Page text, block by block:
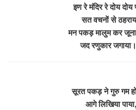
इण रे मंदिर रे दोय दोय
सत वचनों से
मन पकड़ मालुम कर जूना
जद रणुकार
सूरत पकड़ ने गुरु गम
आगे लिखिया पाया,